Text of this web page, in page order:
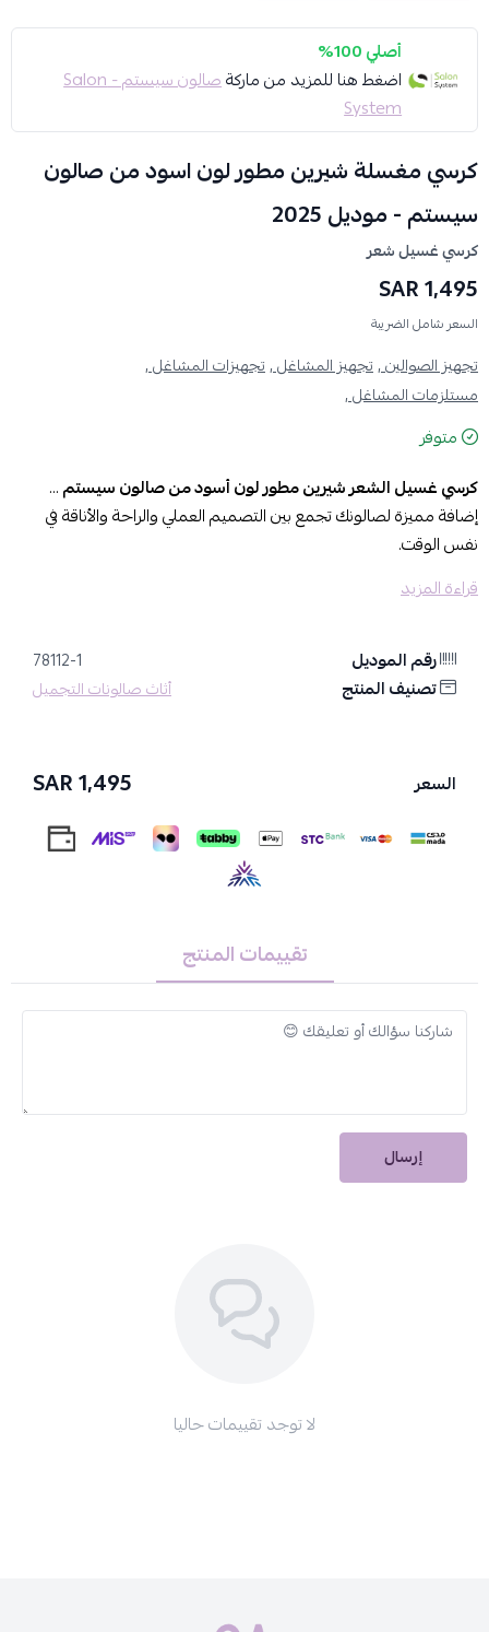
أصلي 100%
اضغط هنا للمزيد من ماركة
صالون سيستم - Salon
System
كرسي مغسلة شيرين مطور لون اسود من صالون
سيستم - موديل 2025
كرسي غسيل شعر
1,495 SAR
السعر شامل الضريبة
تجهيز الصوالين ,تجهيز المشاغل ,تجهيزات المشاغل ,
مستلزمات المشاغل ,
متوفر
كرسي غسيل الشعر شيرين مطور لون أسود من صالون سيستم…
إضافة مميزة لصالونك تجمع بين التصميم العملي والراحة والأناقة في
نفس الوقت.
مواصفات كرسي غسيل الشعر
المواد المستخدمة في التصنيع:
الألوان المتوفرة:أسود
مميزات كرسي غسيل الشعر شيرين
كرسي مصنوع من الجلد الفاخر ومحشو بطبقة من الفايبر ليمنح
للكرسي تصميم مميز مدعم بمسند ظهر مصنوع من البولي يوريثان
حوض المغسلة مصنوع من السيراميك عالي الجودة أما القاعدة
فمصنوعة من الألياف الزجاجية مما يكسبها قوة ومتانة.
يمكن تعديل وضعية الحوض للأعلى والأسفل بما يتناسب مع راحة
المستخدم.
من بين مجموعة كبيرة منمستلزمات صالونات التجميلنقدم لككرسي
غسيل الشعرشيرين مطور لون أسود موديل 2025 من
اطلبه الآن وامنح عملائك تجربة هي مزيج بين الراحة والرفاهية والفخامة.
عربة مشاغل مع درجين وباب جانبي
كرسي عاملات دائري قاعدة حديد
قراءة المزيد
رقم الموديل 78112-1
تصنيف المنتج أثاث صالونات التجميل
السعر 1,495 SAR
تقييمات المنتج
إرسال
لا توجد تقييمات حاليا